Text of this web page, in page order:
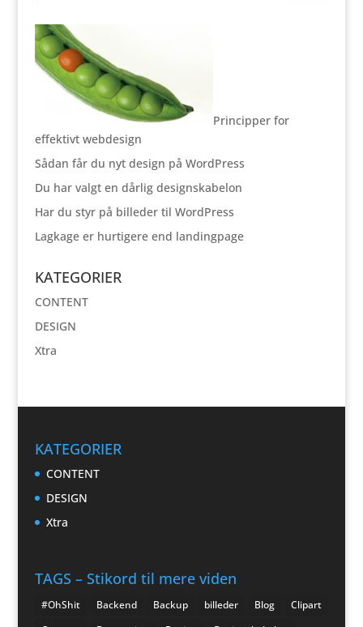
Principper for
effektivt webdesign
Sådan får du nyt design på WordPress
Du har valgt en dårlig designskabelon
Har du styr på billeder til WordPress
Lagkage er hurtigere end landingpage
KATEGORIER
CONTENT
DESIGN
Xtra
KATEGORIER
CONTENT
DESIGN
Xtra
TAGS – Stikord til mere viden
#OhShit Backend Backup billeder Blog
Clipart